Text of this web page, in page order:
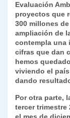
Evaluación
proyectos que
300 millones
ampliación de
contempla una
cifras que dan
hemos
viviendo el
dando
Por otra parte,
tercer trimestre